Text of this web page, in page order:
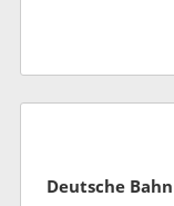
Deutsche Bahn